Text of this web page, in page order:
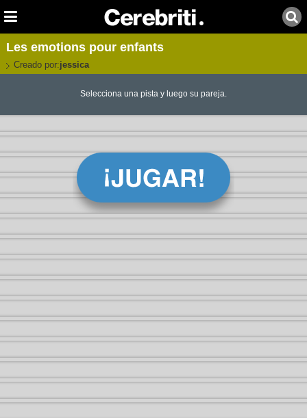
Les emotions pour enfants
Creado por:jessica
Selecciona una pista y luego su pareja.